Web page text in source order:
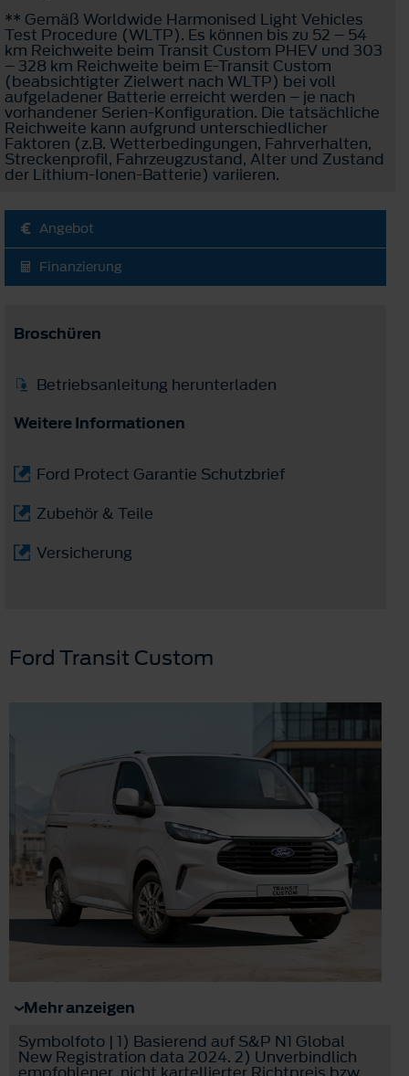
** Gemäß Worldwide Harmonised Light Vehicles
Test Procedure (WLTP). Es können bis zu 52 – 54
km Reichweite beim Transit Custom PHEV und 303
– 328 km Reichweite beim E-Transit Custom
(beabsichtigter Zielwert nach WLTP) bei voll
aufgeladener Batterie erreicht werden – je nach
vorhandener Serien-Konfiguration. Die tatsächliche
Reichweite kann aufgrund unterschiedlicher
Faktoren (z.B. Wetterbedingungen, Fahrverhalten,
Streckenprofil, Fahrzeugzustand, Alter und Zustand
der Lithium-Ionen-Batterie) variieren.
Angebot
Finanzierung
Broschüren
Betriebsanleitung herunterladen
Weitere Informationen
Ford Protect Garantie Schutzbrief
Zubehör & Teile
Versicherung
Ford Transit Custom
Mehr anzeigen
Symbolfoto | 1) Basierend auf S&P N1 Global
New Registration data 2024. 2) Unverbindlich